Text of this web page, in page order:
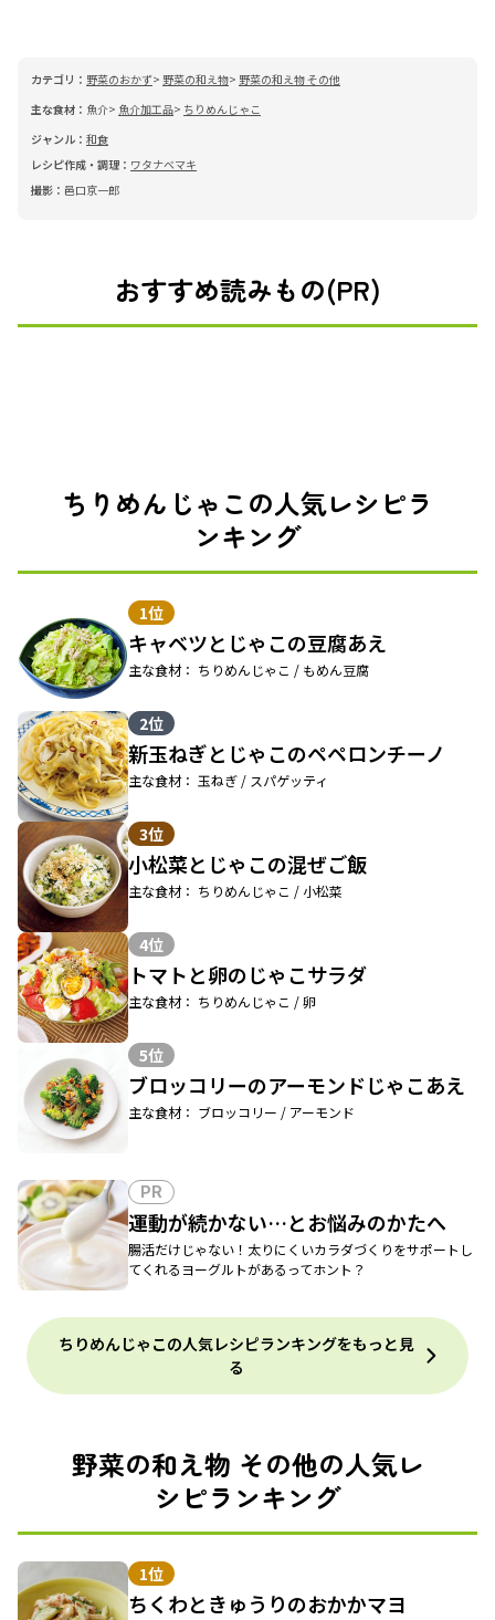
カテゴリ： 野菜のおかず 野菜の和え物
野菜の和え物 その他
主な食材： 魚介 魚介加工品
ちりめんじゃこ
ジャンル： 和食
レシピ作成・調理： ワタナベマキ
撮影： 邑口京一郎
おすすめ読みもの(PR)
ちりめんじゃこの人気レシピラ
ンキング
1位
キャベツとじゃこの豆腐あえ
主な食材： ちりめんじゃこ / もめん豆腐
2位
新玉ねぎとじゃこのペペロンチーノ
主な食材： 玉ねぎ / スパゲッティ
3位
小松菜とじゃこの混ぜご飯
主な食材： ちりめんじゃこ / 小松菜
4位
トマトと卵のじゃこサラダ
主な食材： ちりめんじゃこ / 卵
5位
ブロッコリーのアーモンドじゃこあえ
主な食材： ブロッコリー / アーモンド
PR
運動が続かない…とお悩みのかたへ
腸活だけじゃない！太りにくいカラダづくりをサポートし
てくれるヨーグルトがあるってホント？
ちりめんじゃこの人気レシピランキングをもっと見
る
野菜の和え物 その他の人気レ
シピランキング
1位
ちくわときゅうりのおかかマヨ